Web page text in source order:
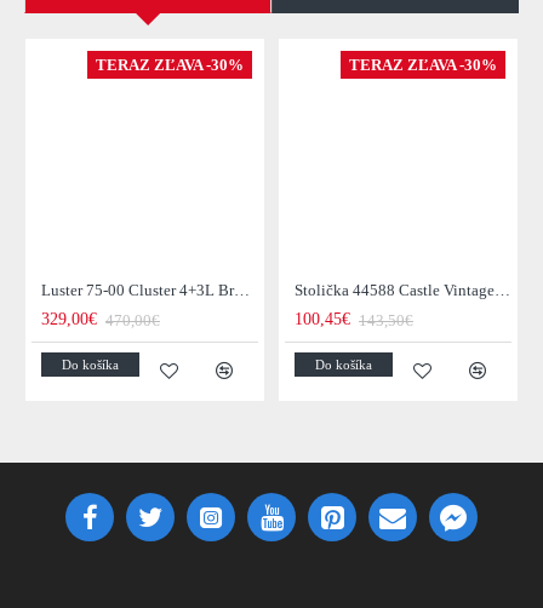
TERAZ ZĽAVA -30%
Luster 75-00 Cluster 4+3L Brown + Jantar Glass
329,00€ 470,00€
Do košíka
TERAZ ZĽAVA -30%
Stolička 44588 Castle Vintage Black
100,45€ 143,50€
Do košíka